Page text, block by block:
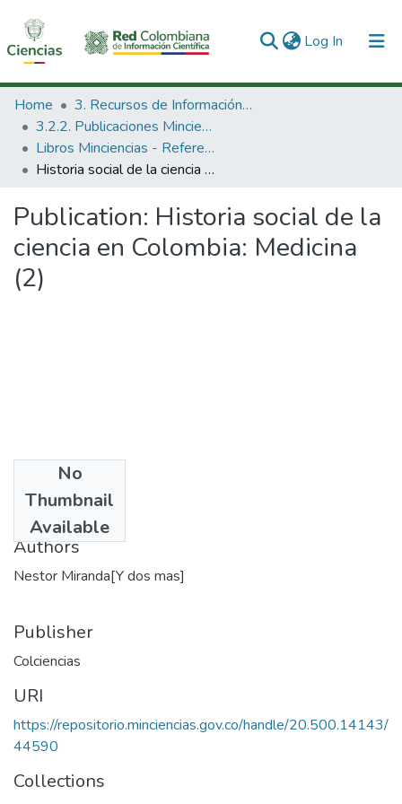
Log In (current)
Communities & Collections
All of DSpace
Statistics
Home
3. Recursos de Información Científica y Tecnológica
3.2.2. Publicaciones Minciencias
Libros Minciencias - Referenciales
Historia social de la ciencia en Colombia: Medicina (2)
Publication: Historia social de la
ciencia en Colombia: Medicina
(2)
No
Thumbnail
Available
1993
Authors
Nestor Miranda[Y dos mas]
Publisher
Colciencias
URI
https://repositorio.minciencias.gov.co/handle/20.500.14143/
44590
Collections